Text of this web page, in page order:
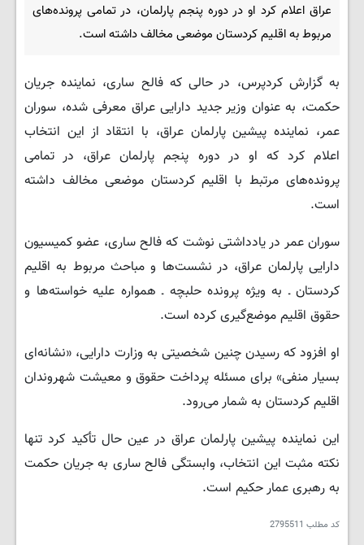
عراق اعلام کرد او در دوره پنجم پارلمان، در تمامی پرونده‌های
مربوط به اقلیم کردستان موضعی مخالف داشته است.
به گزارش کردپرس، در حالی که فالح ساری، نماینده جریان
حکمت، به عنوان وزیر جدید دارایی عراق معرفی شده، سوران
عمر، نماینده پیشین پارلمان عراق، با انتقاد از این انتخاب
اعلام کرد که او در دوره پنجم پارلمان عراق، در تمامی
پرونده‌های مرتبط با اقلیم کردستان موضعی مخالف داشته
است.
سوران عمر در یادداشتی نوشت که فالح ساری، عضو کمیسیون
دارایی پارلمان عراق، در نشست‌ها و مباحث مربوط به اقلیم
کردستان ـ به ویژه پرونده حلبچه ـ همواره علیه خواسته‌ها و
حقوق اقلیم موضع‌گیری کرده است.
او افزود که رسیدن چنین شخصیتی به وزارت دارایی، «نشانه‌ای
بسیار منفی» برای مسئله پرداخت حقوق و معیشت شهروندان
اقلیم کردستان به شمار می‌رود.
این نماینده پیشین پارلمان عراق در عین حال تأکید کرد تنها
نکته مثبت این انتخاب، وابستگی فالح ساری به جریان حکمت
به رهبری عمار حکیم است.
کد مطلب 2795511